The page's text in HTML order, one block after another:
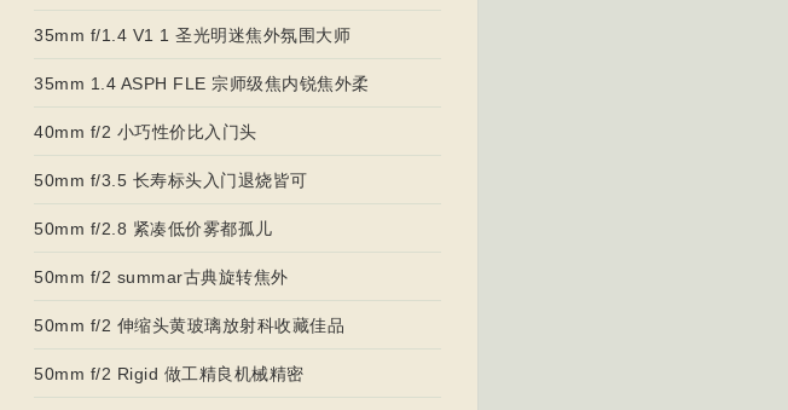
35mm f/1.4 V1 1 圣光明迷焦外氛围大师
35mm 1.4 ASPH FLE 宗师级焦内锐焦外柔
40mm f/2 小巧性价比入门头
50mm f/3.5 长寿标头入门退烧皆可
50mm f/2.8 紧凑低价雾都孤儿
50mm f/2 summar古典旋转焦外
50mm f/2 伸缩头黄玻璃放射科收藏佳品
50mm f/2 Rigid 做工精良机械精密